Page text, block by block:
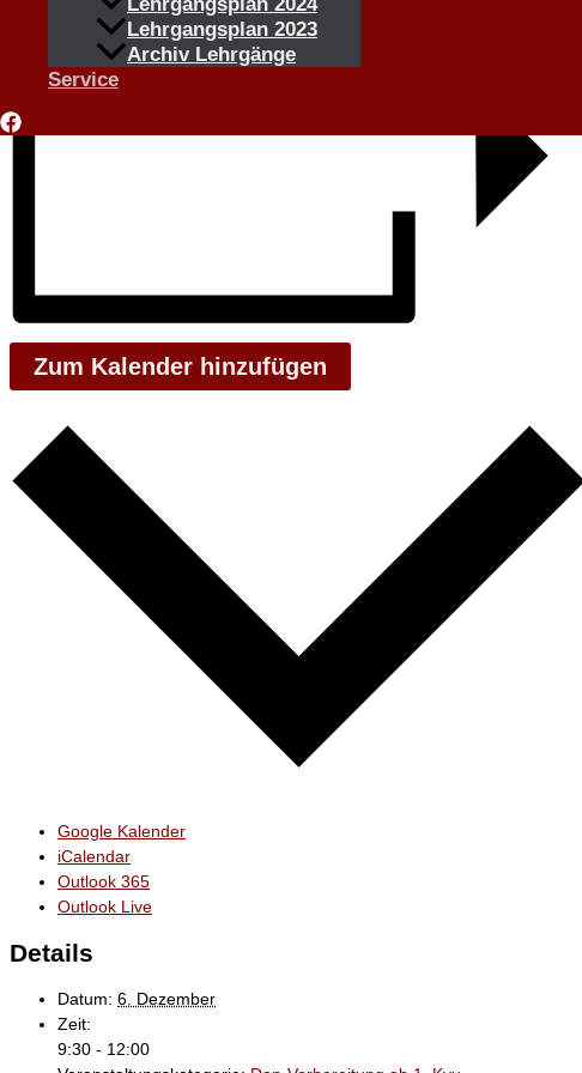
Lehrgangsplan 2023
Archiv Lehrgänge
Service
Zum Kalender hinzufügen
Google Kalender
iCalendar
Outlook 365
Outlook Live
Details
Datum: 6. Dezember
Zeit:
9:30 - 12:00